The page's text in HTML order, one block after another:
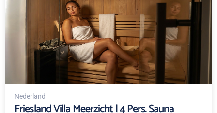
Nederland
Friesland Villa Meerzicht | 4 Pers. Sauna